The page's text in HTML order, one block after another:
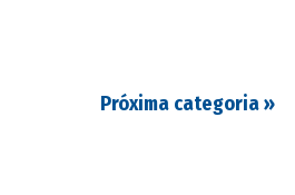
Próxima categoria»